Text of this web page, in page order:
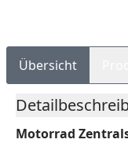
Übersicht
Motorrad